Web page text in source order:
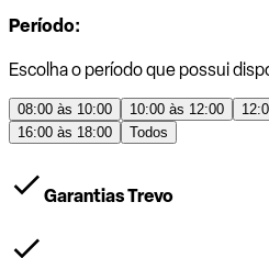
Período:
Escolha o período que possui
08:00 às 10:00 10:00 às 12:00
16:00 às 18:00
Todos
Garantias Trevo